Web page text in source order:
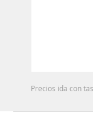
Precios ida con